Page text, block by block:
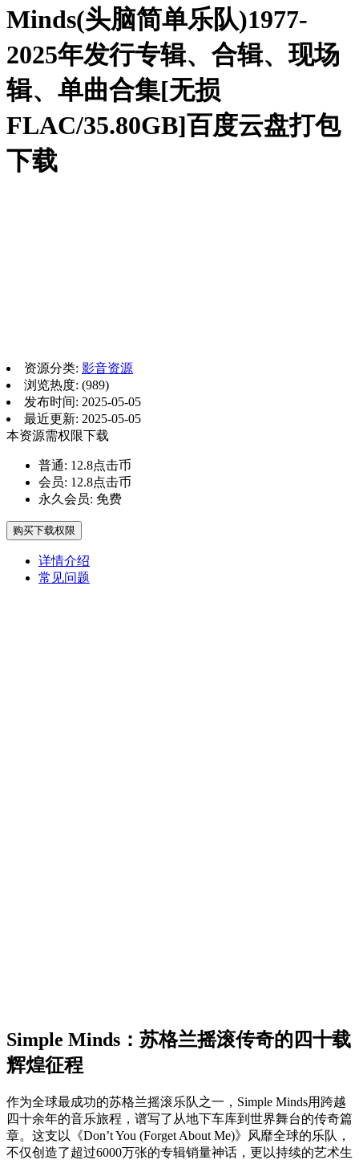
Minds(头脑简单乐队)1977-
2025年发行专辑、合辑、现场
辑、单曲合集[无损
FLAC/35.80GB]百度云盘打包
下载
资源分类: 影音资源
浏览热度: (989)
发布时间: 2025-05-05
最近更新: 2025-05-05
本资源需权限下载
普通: 12.8点击币
会员: 12.8点击币
永久会员: 免费
购买下载权限
详情介绍
常见问题
Simple Minds：苏格兰摇滚传奇的四十载
辉煌征程
作为全球最成功的苏格兰摇滚乐队之一，Simple Minds用跨越
四十余年的音乐旅程，谱写了从地下车库到世界舞台的传奇篇
章。这支以《Don’t You (Forget About Me)》风靡全球的乐队，
不仅创造了超过6000万张的专辑销量神话，更以持续的艺术生